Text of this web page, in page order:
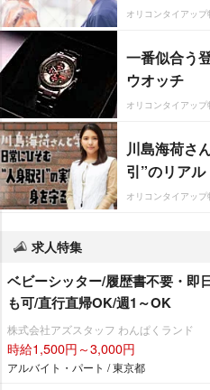
オリコンタイアップ
一番似合う
ウオッチ
オリコンタイアップ
川島海荷さ
引”のリアル
オリコンタイアップ
求人特集
ベビーシッター/履歴書不要・即
も可/直行直帰OK/週1～OK
株式会社アズスタッフ わんぱくランド
時給1,500円～3,000円
アルバイト・パート / 東京都